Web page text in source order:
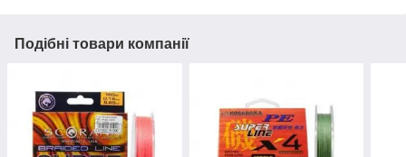
Подібні товари компанії